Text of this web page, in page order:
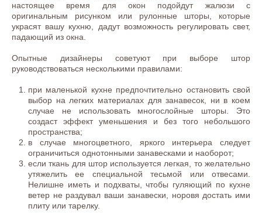
настоящее время для окон подойдут жалюзи с
оригинальным рисунком или рулонные шторы, которые
украсят вашу кухню, дадут возможность регулировать свет,
падающий из окна.
Опытные дизайнеры советуют при выборе штор
руководствоваться несколькими правилами:
при маленькой кухне предпочтительно остановить свой
выбор на легких материалах для занавесок, ни в коем
случае не использовать многослойные шторы. Это
создаст эффект уменьшения и без того небольшого
пространства;
в случае многоцветного, яркого интерьера следует
ограничиться однотонными занавесками и наоборот;
если ткань для штор используется легкая, то желательно
утяжелить ее специальной тесьмой или отвесами.
Нелишне иметь и подхваты, чтобы гуляющий по кухне
ветер не раздувал ваши занавески, норовя достать ими
плиту или тарелку.